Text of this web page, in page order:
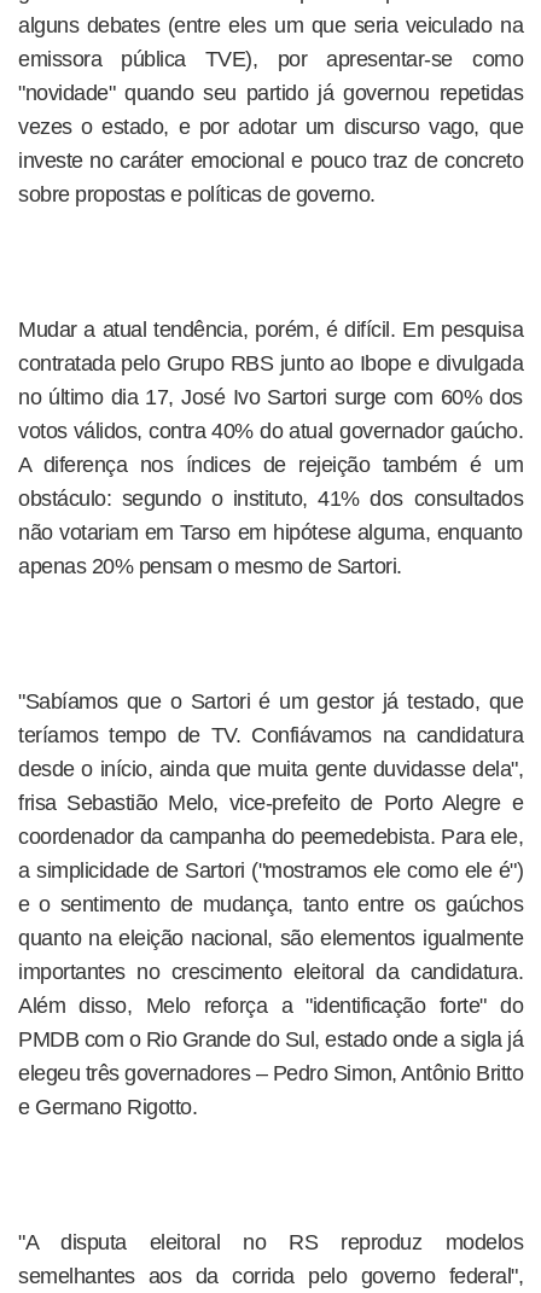
alguns debates (entre eles um que seria veiculado na
emissora pública TVE), por apresentar-se como
"novidade" quando seu partido já governou repetidas
vezes o estado, e por adotar um discurso vago, que
investe no caráter emocional e pouco traz de concreto
sobre propostas e políticas de governo.
Mudar a atual tendência, porém, é difícil. Em pesquisa
contratada pelo Grupo RBS junto ao Ibope e divulgada
no último dia 17, José Ivo Sartori surge com 60% dos
votos válidos, contra 40% do atual governador gaúcho.
A diferença nos índices de rejeição também é um
obstáculo: segundo o instituto, 41% dos consultados
não votariam em Tarso em hipótese alguma, enquanto
apenas 20% pensam o mesmo de Sartori.
"Sabíamos que o Sartori é um gestor já testado, que
teríamos tempo de TV. Confiávamos na candidatura
desde o início, ainda que muita gente duvidasse dela",
frisa Sebastião Melo, vice-prefeito de Porto Alegre e
coordenador da campanha do peemedebista. Para ele,
a simplicidade de Sartori ("mostramos ele como ele é")
e o sentimento de mudança, tanto entre os gaúchos
quanto na eleição nacional, são elementos igualmente
importantes no crescimento eleitoral da candidatura.
Além disso, Melo reforça a "identificação forte" do
PMDB com o Rio Grande do Sul, estado onde a sigla já
elegeu três governadores – Pedro Simon, Antônio Britto
e Germano Rigotto.
"A disputa eleitoral no RS reproduz modelos
semelhantes aos da corrida pelo governo federal",